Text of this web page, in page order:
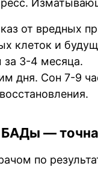
от вредных
клеток и
3-4 месяца.
дня. Сон 7-9
—
по